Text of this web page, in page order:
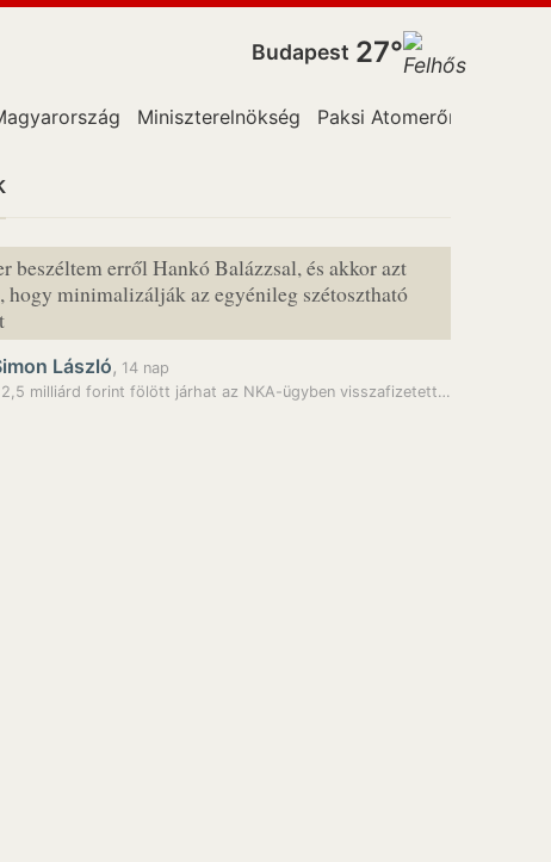
Budapest 27°
Miniszterelnökség Paksi Atomerőműben
beszéltem erről Hankó Balázzsal, és akkor azt
hogy minimalizálják az egyénileg szétosztható
László, 14 nap
2,5 milliárd forint fölött járhat az NKA-ügyben visszafizetett…